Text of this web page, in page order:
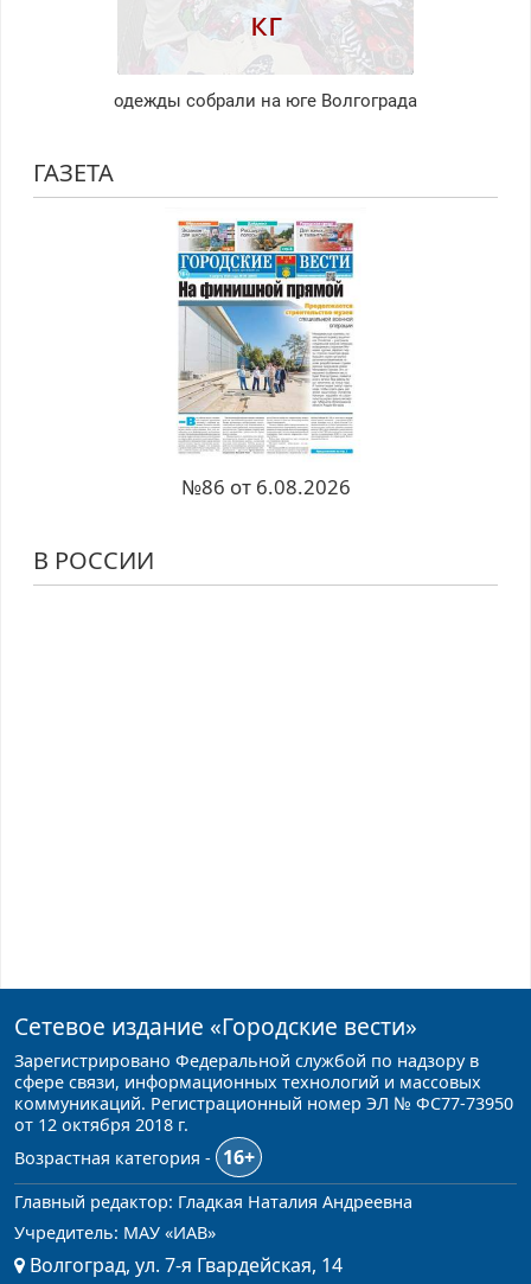
кг
одежды собрали на юге Волгограда
ГАЗЕТА
№86 от 6.08.2026
В РОССИИ
Сетевое издание «Городские вести»
Зарегистрировано Федеральной службой по надзору в
сфере связи, информационных технологий и массовых
коммуникаций. Регистрационный номер ЭЛ № ФС77-73950
от 12 октября 2018 г.
Возрастная категория -
16+
Главный редактор: Гладкая Наталия Андреевна
Учредитель: МАУ «ИАВ»
Волгоград, ул. 7-я Гвардейская, 14